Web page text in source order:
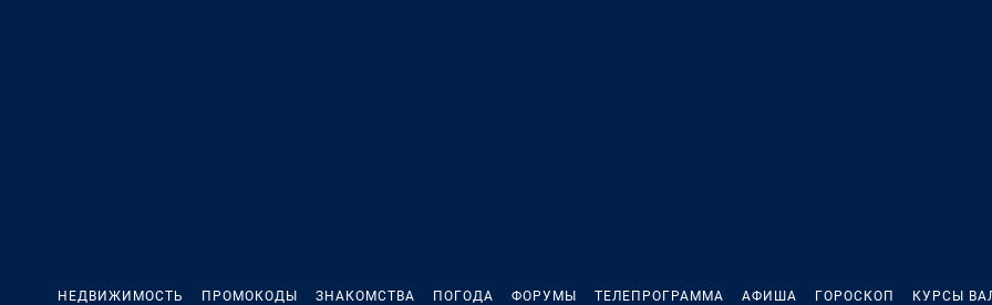
НЕДВИЖИМОСТЬ ПРОМОКОДЫ ЗНАКОМСТВА ПОГОДА ФОРУМЫ ТЕЛЕПРОГРАММА АФИША ГОРОСКОП КУРСЫ